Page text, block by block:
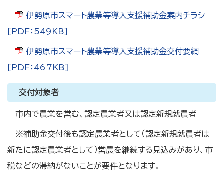
伊勢原市スマート農業等導入支援補助金案内チラシ
[PDF：549KB]
伊勢原市スマート農業等導入支援補助金交付要綱
[PDF：467KB]
交付対象者
市内で農業を営む、認定農業者又は認定新規就農者
※補助金交付後も認定農業者として（認定新規就農者は
新たに認定農業者として）営農を継続する見込みがあり、市
税などの滞納がないことが要件となります。